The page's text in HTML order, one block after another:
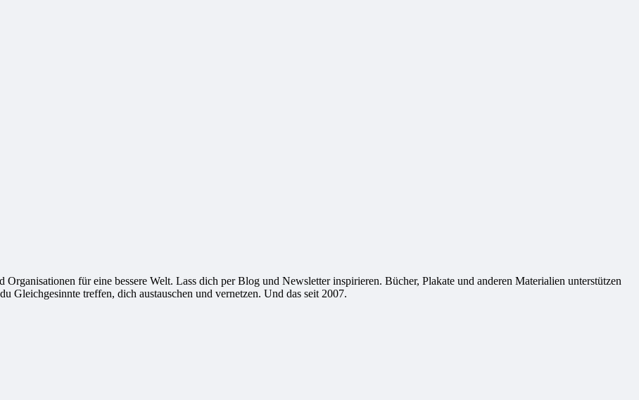
für eine bessere Welt. Lass dich per Blog und Newsletter inspirieren. Bücher, Plakate und anderen Materialien unterstützen
Gleichgesinnte treffen, dich austauschen und vernetzen. Und das seit 2007.